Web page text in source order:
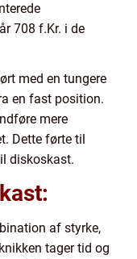
708 f.Kr. i de
med en tungere
en fast position.
mere
Dette førte til
diskoskast.
af styrke,
tager tid og